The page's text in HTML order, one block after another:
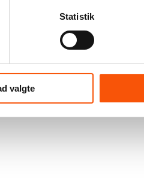
Statistik
valgte